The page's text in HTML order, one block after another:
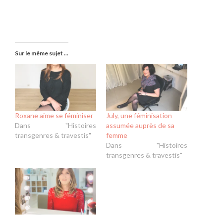
Sur le même sujet ...
Roxane aime se féminiser
Dans "Histoires
transgenres & travestis"
July, une féminisation
assumée auprès de sa
femme
Dans "Histoires
transgenres & travestis"